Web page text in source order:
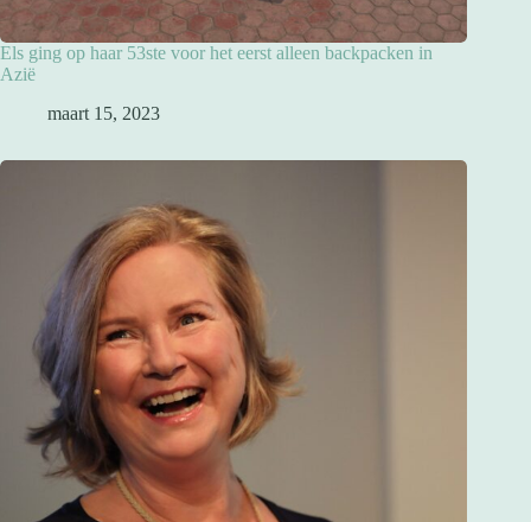
Els ging op haar 53ste voor het eerst alleen backpacken in
Azië
maart 15, 2023